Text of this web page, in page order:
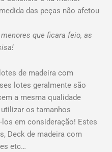
que ficara feio, as
de madeira com
lotes geralmente são
a mesma qualidade
os tamanhos
em consideração! Estes
Deck de madeira com
etc…